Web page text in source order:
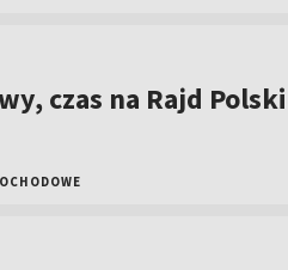
czas na Rajd Polski